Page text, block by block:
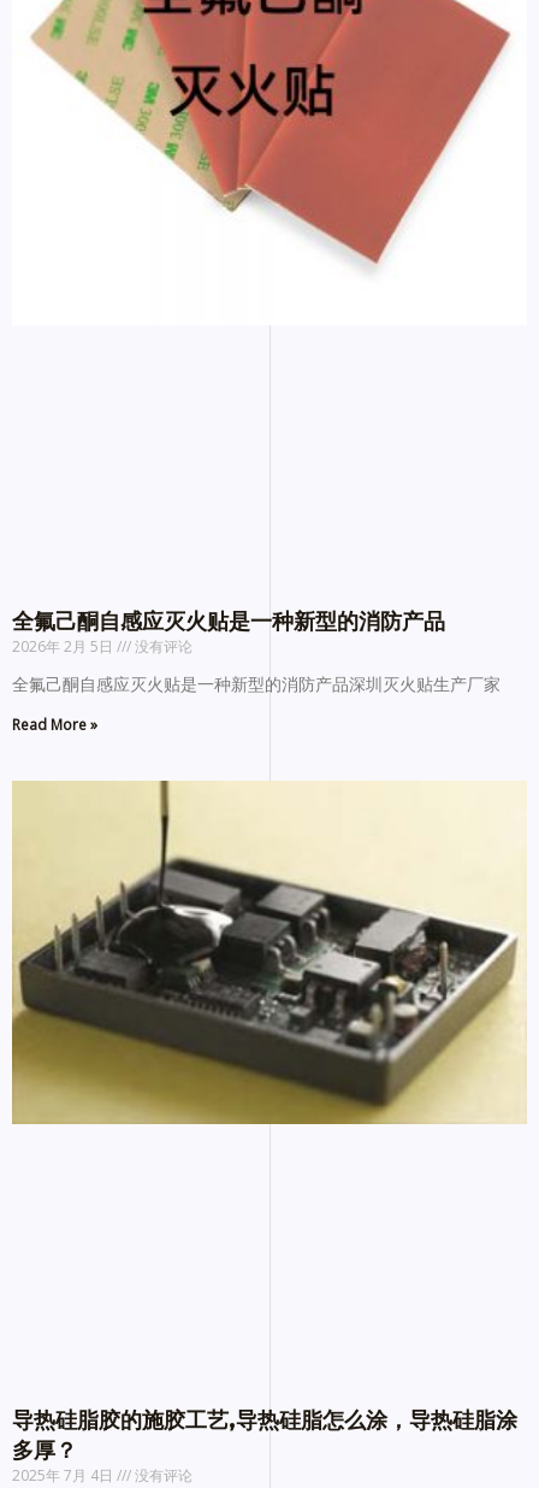
全氟己酮自感应灭火贴是一种新型的消防产品
2026年 2月 5日 没有评论
全氟己酮自感应灭火贴是一种新型的消防产品深圳灭火贴生产厂家
Read More »
导热硅脂胶的施胶工艺,导热硅脂怎么涂，导热硅脂涂
多厚？
2025年 7月 4日 没有评论